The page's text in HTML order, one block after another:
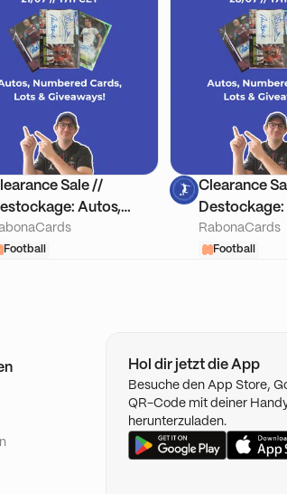
Sale //
Autos,
& Lots +
Football
Clearance
Numerotees
Giveaways
RabonaCards
Football
Hol dir jetzt die App
Besuche den App Store,
QR-Code mit deiner
herunterzuladen.